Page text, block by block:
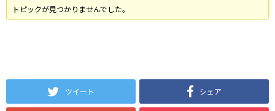
トピックが見つかりませんでした。
ツイート シェア